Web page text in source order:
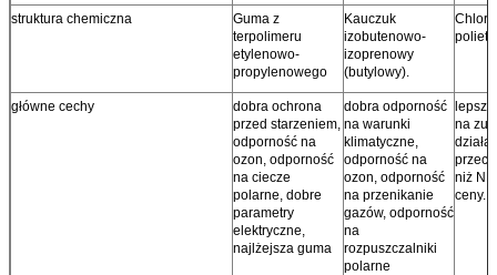
struktura chemiczna
Guma z
terpolimeru
etylenowo-
propylenowego
Kauczuk
izobutenowo-
izoprenowy
(butylowy).
główne cechy
dobra ochrona
przed starzeniem,
odporność na
ozon, odporność
na ciecze
polarne, dobre
parametry
elektryczne,
najlżejsza guma
dobra odporność
na warunki
klimatyczne,
odporność na
ozon, odporność
na przenikanie
gazów, odporność
na
rozpuszczalniki
polarne
na
niż
ceny.